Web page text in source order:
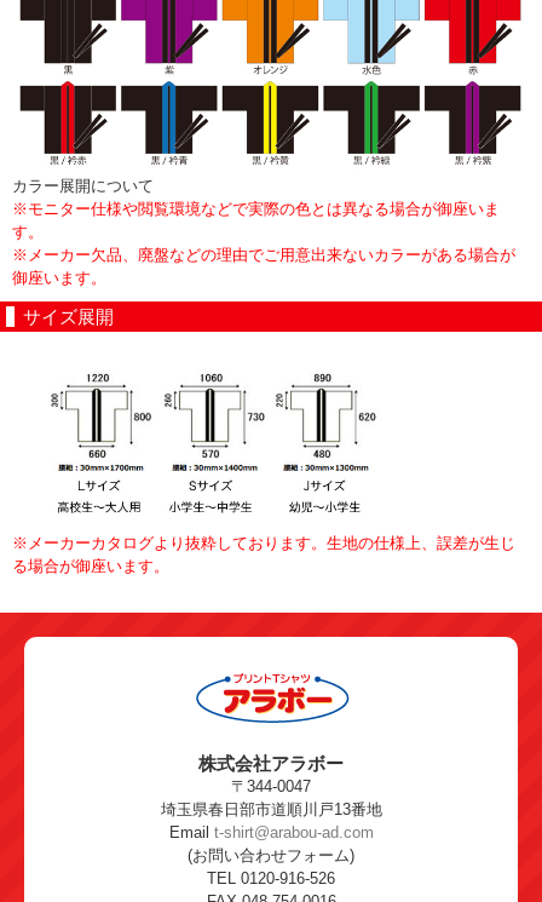
カラー展開について
※モニター仕様や閲覧環境などで実際の色とは異なる場合が御座いま
す。
※メーカー欠品、廃盤などの理由でご用意出来ないカラーがある場合が
御座います。
サイズ展開
※メーカーカタログより抜粋しております。生地の仕様上、誤差が生じ
る場合が御座います。
株式会社アラボー
〒344-0047
埼玉県春日部市道順川戸13番地
Email t-shirt@arabou-ad.com
(お問い合わせフォーム)
TEL 0120-916-526